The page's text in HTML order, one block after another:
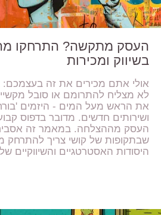
העסק מתקשה? התרחקו
בשיווק ומכירות
אולי אתם מכירים את זה
לא מצליח להתרומם או סובל
את הראש מעל המים - היזמים
ושירותים חדשים. מדובר בדפוס
העסק מההצלחה. במאמר זה
שבתקופות של קושי צריך להתרחק
היסודות האסטרטגיים והשיווקיים